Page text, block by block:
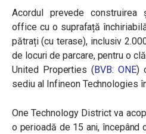
Acordul prevede construirea
office cu o suprafață
pătrați (cu terase), inclusiv
de locuri de parcare, pentru o
United Properties (BVB: ONE)
sediu al Infineon Technologies
One Technology District va
o perioadă de 15 ani, începând